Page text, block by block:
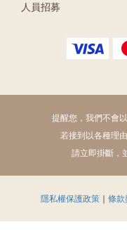
人員招募
提醒您，我們不會
若接到以各種理
請立即掛斷，
隱私權保護政策 ｜ 條款